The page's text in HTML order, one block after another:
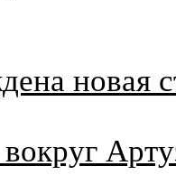
новая